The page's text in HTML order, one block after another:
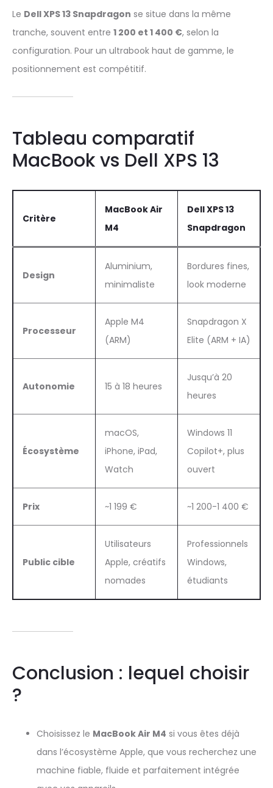
Le Dell XPS 13 Snapdragon se situe dans la même
tranche, souvent entre 1 200 et 1 400 €, selon la
configuration. Pour un ultrabook haut de gamme, le
positionnement est compétitif.
Tableau comparatif
MacBook vs Dell XPS 13
Critère
MacBook Air
M4
Dell XPS 13
Snapdragon
Design
Aluminium,
minimaliste
Bordures fines,
look moderne
Processeur
Apple M4
(ARM)
Snapdragon X
Elite (ARM + IA)
Autonomie 15 à 18 heures
Jusqu’à 20
heures
Écosystème
macOS,
iPhone, iPad,
Watch
Windows 11
Copilot+, plus
ouvert
Prix ~1 199 € ~1 200-1 400 €
Public cible
Utilisateurs
Apple, créatifs
nomades
Professionnels
Windows,
étudiants
Conclusion : lequel choisir
?
Choisissez le MacBook Air M4 si vous êtes déjà
dans l’écosystème Apple, que vous recherchez une
machine fiable, fluide et parfaitement intégrée